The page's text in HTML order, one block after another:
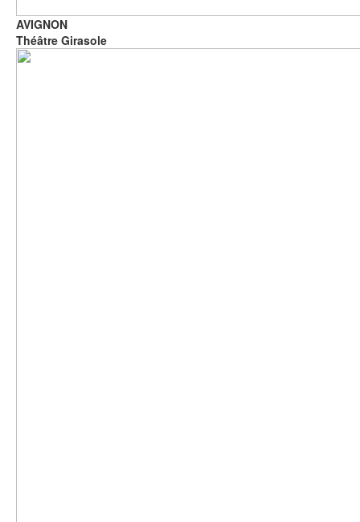
AVIGNON
Théâtre Girasole